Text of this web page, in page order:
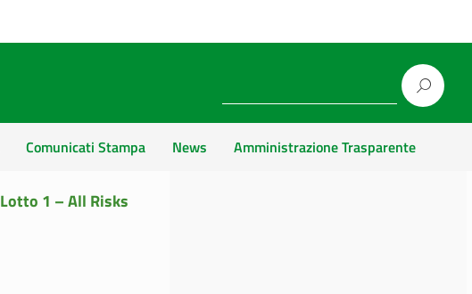
Comunicati Stampa News Amministrazione Trasparente
Lotto 1 – All Risks